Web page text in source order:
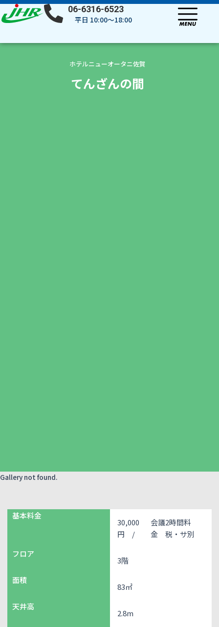
内
容
キ
06-6316-6523
平日 10:00～18:00
ホテルニューオータニ佐賀
てんざんの間
Gallery not found.
基本料金
30,000
円 /
会議2時間料
金 税・サ別
フロア
3階
面積
83㎡
天井高
2.8m